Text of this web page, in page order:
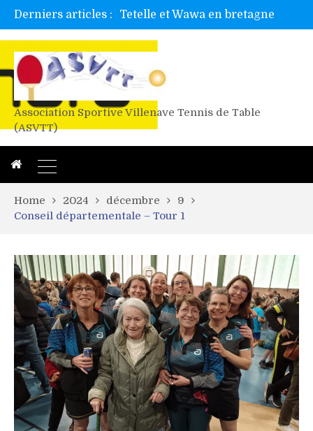
Derniers articles :
Alex valide l’EF
Titres de Gironde loisirs 2026
Association Sportive Villenave Tennis de Table
(ASVTT)
Home 2024 décembre
9
Conseil départementale – Tour 1